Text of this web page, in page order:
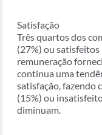
Satisfação
Três quartos dos
(27%) ou satisfeitos
remuneração
continua uma
satisfação, fazendo
(15%) ou
diminuam.